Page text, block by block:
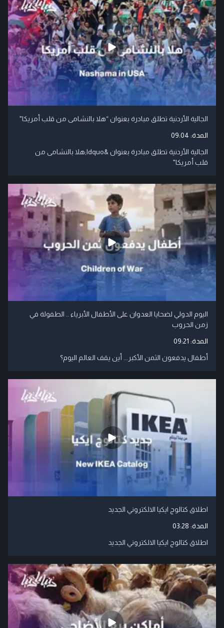
الجالية الأردنية تطلق مبادرة بعنوان “هلا بالنشامى من قلب أمريكا"
المدة: 09:04
الجالية الأردنية تطلق مبادرة بعنوان &ldquo;هلا بالنشامى من
قلب أمريكا"
اليوم الدولي لضحايا العدوان على الأطفال الأبرياء .. الطفولة في
زمن الحروب
المدة: 09:21
أطفال يدفعون الثمن الأكبر... أين يقف العالم اليوم؟
اطلاق كتالوج ايكيا الالكتروني الجديد
المدة: 03:28
اطلاق كتالوج ايكيا الالكتروني الجديد